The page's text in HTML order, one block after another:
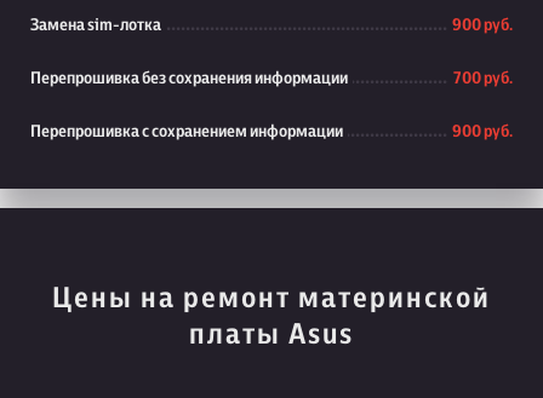
Замена sim-лотка 900 руб.
Перепрошивка без сохранения информации 700 руб.
Перепрошивка с сохранением информации 900 руб.
Цены на ремонт материнской
платы Asus